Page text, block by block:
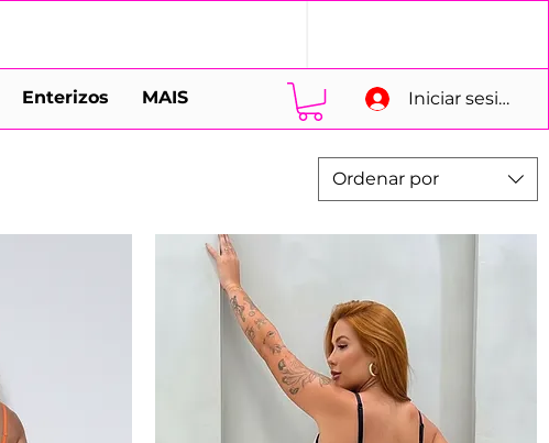
Enterizos MAIS Iniciar sesión
Ordenar por